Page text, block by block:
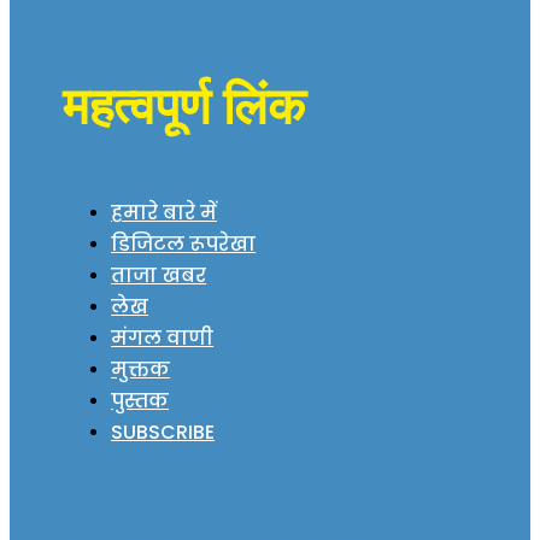
महत्वपूर्ण लिंक
हमारे बारे में
डिजिटल रूपरेखा
ताजा खबर
लेख
मंगल वाणी
मुक्तक
पुस्तक
SUBSCRIBE